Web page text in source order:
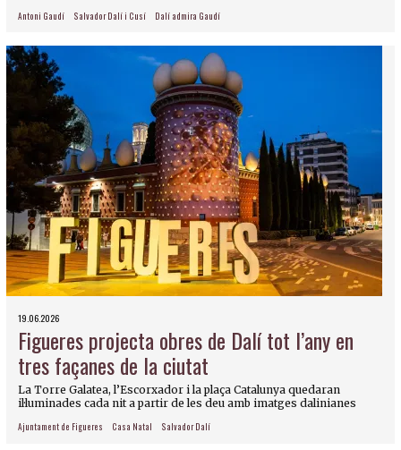
Antoni Gaudí Salvador Dalí i Cusí Dalí admira Gaudí
19.06.2026
Figueres projecta obres de Dalí tot l’any en
tres façanes de la ciutat
La Torre Galatea, l’Escorxador i la plaça Catalunya quedaran
il·luminades cada nit a partir de les deu amb imatges dalinianes
Ajuntament de Figueres Casa Natal Salvador Dalí